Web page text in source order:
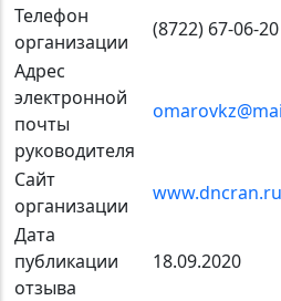
Телефон
организации
(8722) 67-06-20
Адрес
электронной
почты
руководителя
Сайт
организации
www.dncran.ru
Дата
публикации
отзыва
18.09.2020